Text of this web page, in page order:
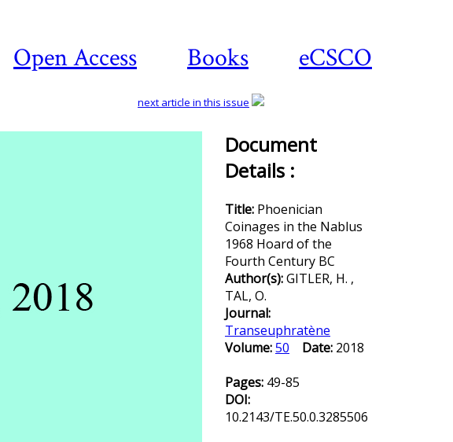
Open Access Books eCSCO
next article in this issue
Document
Details :
Title: Phoenician
Coinages in the Nablus
1968 Hoard of the
Fourth Century BC
Author(s):GITLER, H. ,
TAL, O.
Journal:
Transeuphratène
Volume:50 Date: 2018
Pages: 49-85
DOI:
10.2143/TE.50.0.3285506